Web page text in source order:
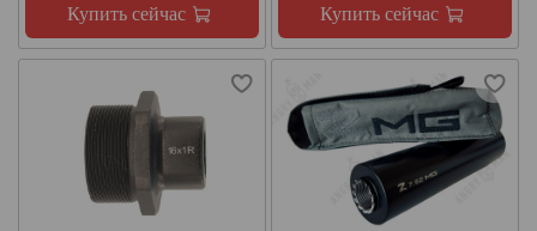
Купить сейчас Купить сейчас